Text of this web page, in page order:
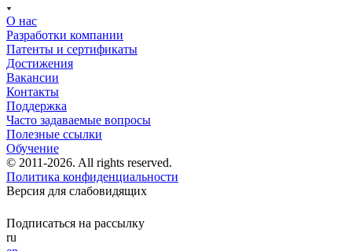
О нас
Разработки компании
Патенты и сертификаты
Достижения
Вакансии
Контакты
Поддержка
Часто задаваемые вопросы
Полезные ссылки
Обучение
© 2011-2026. All rights reserved.
Политика конфиденциальности
Версия для слабовидящих
Подписаться на рассылку
ru